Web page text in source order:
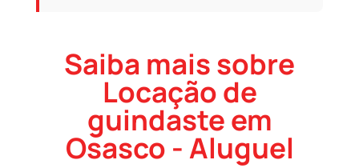
Saiba mais sobre
Locação de
guindaste em
Osasco - Aluguel